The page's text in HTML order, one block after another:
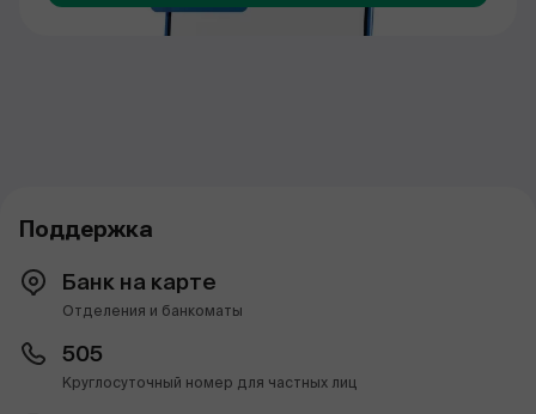
Поддержка
Банк на карте
Отделения и банкоматы
505
Круглосуточный номер для частных лиц